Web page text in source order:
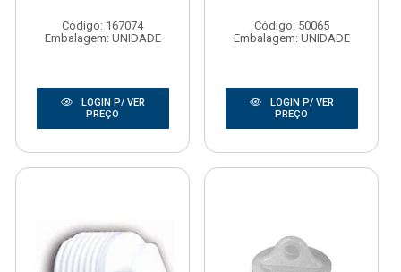
Código: 167074
Embalagem: UNIDADE
LOGIN P/ VER
PREÇO
Código: 50065
Embalagem: UNIDADE
LOGIN P/ VER
PREÇO